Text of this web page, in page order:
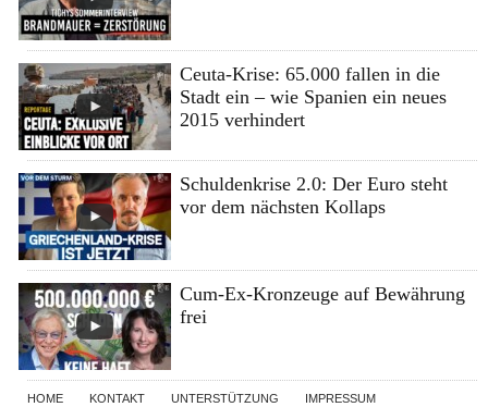
Ceuta-Krise: 65.000 fallen in die
Stadt ein – wie Spanien ein neues
2015 verhindert
Schuldenkrise 2.0: Der Euro steht
vor dem nächsten Kollaps
Cum-Ex-Kronzeuge auf Bewährung
frei
HOME KONTAKT UNTERSTÜTZUNG
IMPRESSUM